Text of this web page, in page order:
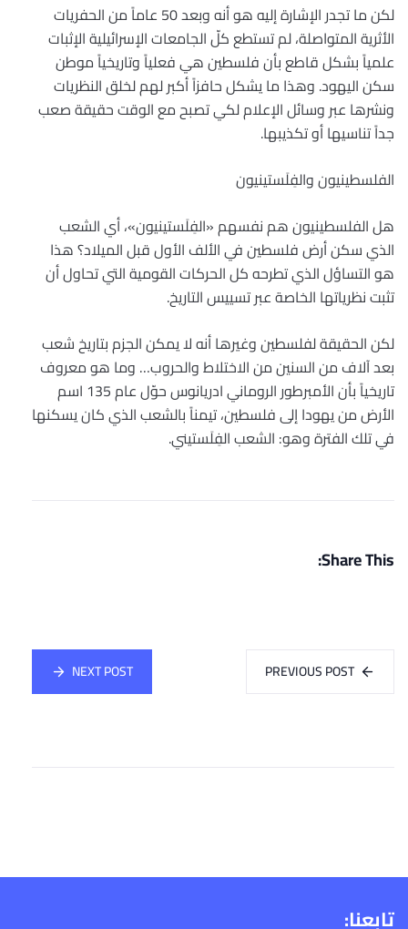
لكن ما تجدر الإشارة إليه هو أنه وبعد 50 عاماً من الحفريات
الأثرية المتواصلة، لم تستطع كلّ الجامعات الإسرائيلية الإثبات
علمياً بشكل قاطع بأن فلسطين هي فعلياً وتاريخياً موطن
سكن اليهود. وهذا ما يشكل حافزاً أكبر لهم لخلق النظريات
ونشرها عبر وسائل الإعلام لكي تصبح مع الوقت حقيقة صعب
جداً تناسيها أو تكذيبها.
الفلسطينيون والفِلَستينيون
هل الفلسطينيون هم نفسهم «الفِلَستينيون»، أي الشعب
الذي سكن أرض فلسطين في الألف الأول قبل الميلاد؟ هذا
هو التساؤل الذي تطرحه كل الحركات القومية التي تحاول أن
تثبت نظرياتها الخاصة عبر تسييس التاريخ.
لكن الحقيقة لفلسطين وغيرها أنه لا يمكن الجزم بتاريخ شعب
بعد آلاف من السنين من الاختلاط والحروب… وما هو معروف
تاريخياً بأن الأمبرطور الروماني ادريانوس حوّل عام 135 اسم
الأرض من يهودا إلى فلسطين، تيمناً بالشعب الذي كان يسكنها
في تلك الفترة وهو: الشعب الفِلَستيني.
Share This:
PREVIOUS POST
NEXT POST
تابعنا: